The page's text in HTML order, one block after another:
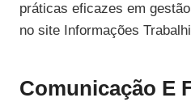
práticas eficazes em
no site Informações
Comunicação E